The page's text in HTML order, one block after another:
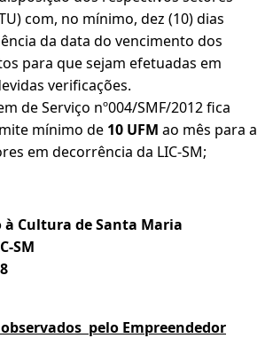
com, no mínimo, dez (10) dias
da data do vencimento dos
para que sejam efetuadas em
verificações.
de Serviço nº004/SMF/2012 fica
mínimo de 10 UFM ao mês para a
em decorrência da LIC-SM;
à Cultura de Santa Maria
SM
observados pelo Empreendedor